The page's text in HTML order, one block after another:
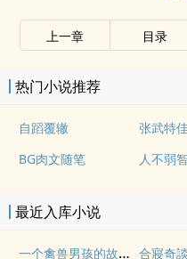
上一章 目录
热门小说推荐
自蹈覆辙 张武特
BG肉文随笔
人不弱
最近入库小说
一个禽兽男孩的故事（母子乱伦） 合寢奇談